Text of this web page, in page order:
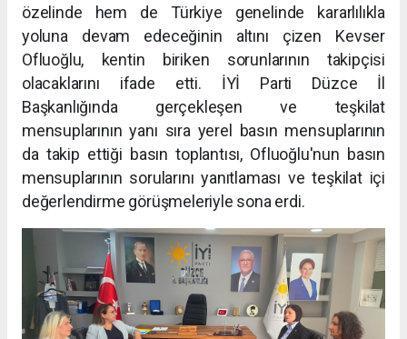
özelinde hem de Türkiye genelinde kararlılıkla
yoluna devam edeceğinin altını çizen Kevser
Ofluoğlu, kentin biriken sorunlarının takipçisi
olacaklarını ifade etti. İYİ Parti Düzce İl
Başkanlığında gerçekleşen ve teşkilat
mensuplarının yanı sıra yerel basın mensuplarının
da takip ettiği basın toplantısı, Ofluoğlu'nun basın
mensuplarının sorularını yanıtlaması ve teşkilat içi
değerlendirme görüşmeleriyle sona erdi.